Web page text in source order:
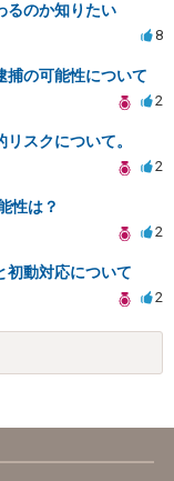
るのか知りたい
8
捕の可能性について
2
スクについて。
2
性は？
2
初動対応について
2